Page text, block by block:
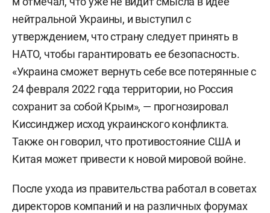
нейтральной Украины, и выступил с
утверждением, что страну следует принять в
НАТО, чтобы гарантировать ее безопасность.
«Украина сможет вернуть себе все потерянные с
24 февраля 2022 года территории, но Россия
сохранит за собой Крым», — прогнозировал
Киссинджер исход украинского конфликта.
Также он говорил, что противостояние США и
Китая может привести к новой мировой войне.
После ухода из правительства работал в советах
директоров компаний и на различных форумах